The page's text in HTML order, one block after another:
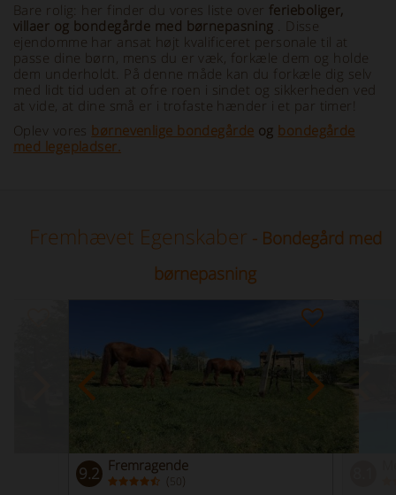
Bare rolig: her finder du vores liste over ferieboliger,
villaer og bondegårde med børnepasning . Disse
ejendomme har ansat højt kvalificeret personale til at
passe dine børn, mens du er væk, forkæle dem og holde
dem underholdt. På denne måde kan du forkæle dig selv
med lidt tid uden at ofre roen i sindet og sikkerheden ved
at vide, at dine små er i trofaste hænder i et par timer!
Oplev vores børnevenlige bondegårde og bondegårde
med legepladser.
Fremhævet Egenskaber - Bondegård med
børnepasning
9.2 Fremragende
( 50)